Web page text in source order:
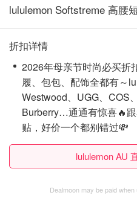
lululemon Softstreme 高腰
折扣详情
2026年母亲节时尚必买
履、包包、配饰全都有～
Westwood、UGG、COS
Burberry…通通有惊喜🔥
贴，好价一个都别错过💸
lululemon AU
Dealmoon may be paid